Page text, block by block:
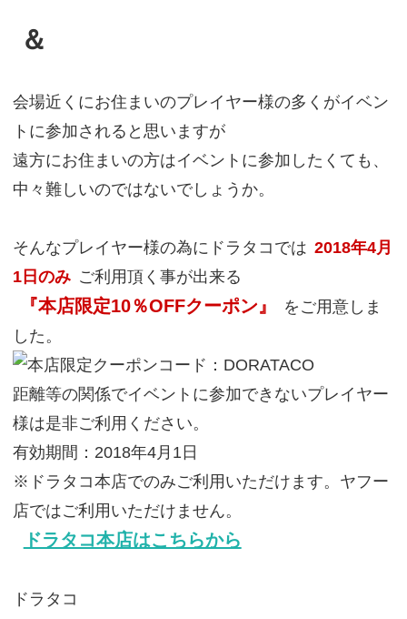
＆
会場近くにお住まいのプレイヤー様の多くがイベン
トに参加されると思いますが
遠方にお住まいの方はイベントに参加したくても、
中々難しいのではないでしょうか。
そんなプレイヤー様の為にドラタコでは 2018年4月
1日のみ ご利用頂く事が出来る
『本店限定10％OFFクーポン』
をご用意しま
した。
距離等の関係でイベントに参加できないプレイヤー
様は是非ご利用ください。
有効期間：2018年4月1日
※ドラタコ本店でのみご利用いただけます。ヤフー
店ではご利用いただけません。
ドラタコ本店はこちらから
ドラタコ